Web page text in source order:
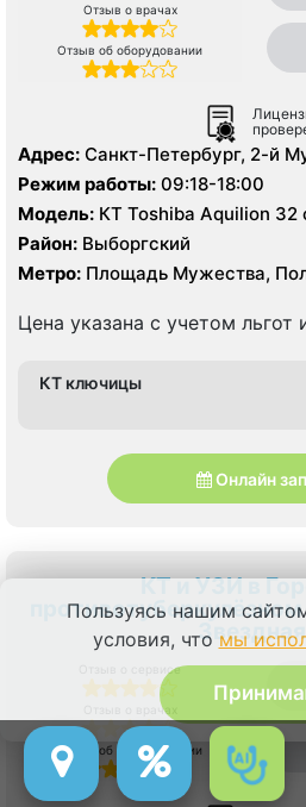
Отзыв о врачах
Отзыв об оборудовании
Адрес: Санкт-Петербург, 2-й
корп. 3
Режим работы: 09:18-18:00
Модель: КТ Toshiba Aquilion 32
Район: Выборгский
Метро: Площадь Мужества,
Цена указана с учетом льгот
КТ ключицы
Онлайн
КТ и УЗИ в
противотуберкулёзном
Отзыв о сервисе
Отзыв о врачах
Отзыв об оборудовании
Пользуясь нашим
условия, что мы